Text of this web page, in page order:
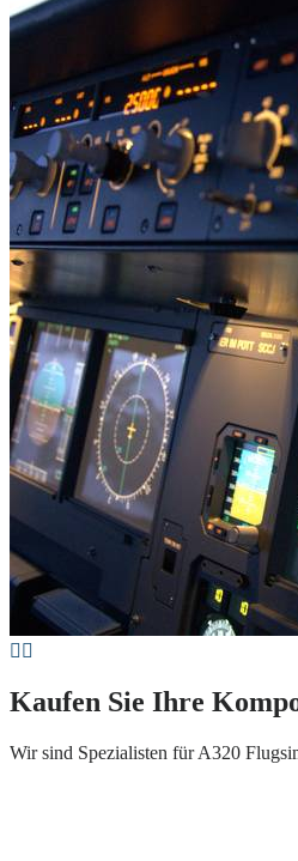
Kaufen Sie Ihre
Wir sind Spezialisten für A320